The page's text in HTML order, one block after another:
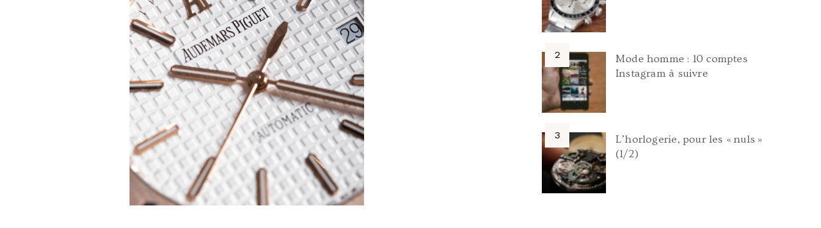
Mode homme : 10 comptes
Instagram à suivre
L’horlogerie, pour les « nuls »
(1/2)